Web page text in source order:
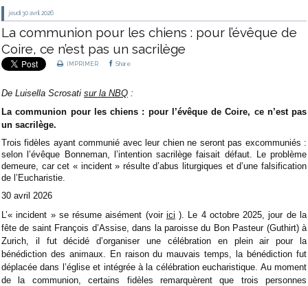
jeudi 30 avril 2026
La communion pour les chiens : pour l’évêque de
Coire, ce n’est pas un sacrilège
IMPRIMER Share
De Luisella Scrosati sur la NBQ :
La communion pour les chiens : pour l’évêque de Coire, ce n’est pas
un sacrilège.
Trois fidèles ayant communié avec leur chien ne seront pas excommuniés :
selon l’évêque Bonneman, l’intention sacrilège faisait défaut. Le problème
demeure, car cet « incident » résulte d’abus liturgiques et d’une falsification
de l’Eucharistie.
30 avril 2026
L’« incident » se résume aisément (voir ici ). Le 4 octobre 2025, jour de la
fête de saint François d’Assise, dans la paroisse du Bon Pasteur (Guthirt) à
Zurich, il fut décidé d’organiser une célébration en plein air pour la
bénédiction des animaux. En raison du mauvais temps, la bénédiction fut
déplacée dans l’église et intégrée à la célébration eucharistique. Au moment
de la communion, certains fidèles remarquèrent que trois personnes